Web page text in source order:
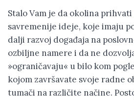
Stalo Vam je da okolina
savremenije ideje, koje imaju
dalji razvoj događaja na
ozbiljne namere i da ne
»ograničavaju« u bilo kom
kojom završavate svoje radne
tumači na različite načine.